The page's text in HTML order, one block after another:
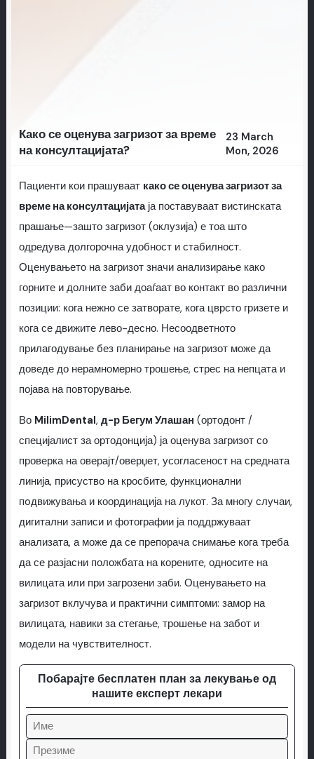
Како се оценува загризот за време
на консултацијата?
23 March
Mon, 2026
Пациенти кои прашуваат како се оценува загризот за
време на консултацијатаја поставуваат вистинската
прашање—зашто загризот (оклузија) е тоа што
одредува долгорочна удобност и стабилност.
Оценувањето на загризот значи анализирање како
горните и долните заби доаѓаат во контакт во различни
позиции: кога нежно се затворате, кога цврсто гризете и
кога се движите лево-десно. Несоодветното
прилагодување без планирање на загризот може да
доведе до нерамномерно трошење, стрес на непцата и
појава на повторување.
Во MilimDental, д-р Бегум Улашан (ортодонт /
специјалист за ортодонција) ја оценува загризот со
проверка на оверајт/оверџет, усогласеност на средната
линија, присуство на кросбите, функционални
пoдвижувања и координација на лукот. За многу случаи,
дигитални записи и фотографии ја поддржуваат
анализата, а може да се препорача снимање кога треба
да се разјасни положбата на корените, односите на
вилицата или при загрозени заби. Оценувањето на
загризот вклучува и практични симптоми: замор на
вилицата, навики за стегање, трошење на забот и
модели на чувствителност.
Побарајте бесплатен план за лекување од
нашите експерт лекари